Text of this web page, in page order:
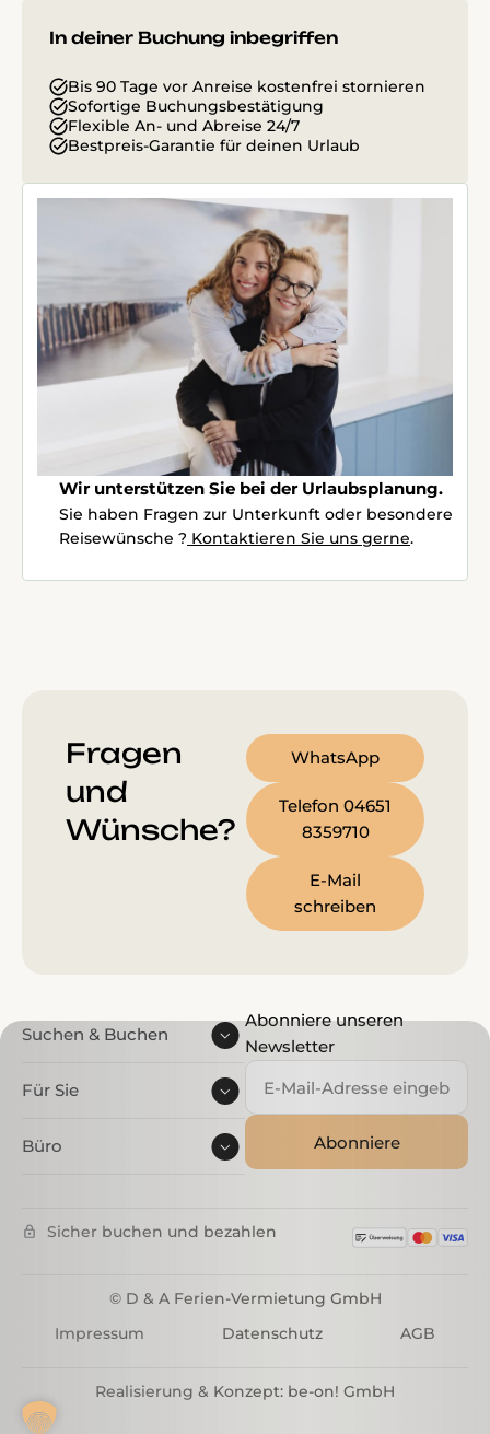
In deiner Buchung inbegriffen
Bis 90 Tage vor Anreise kostenfrei stornieren
Sofortige Buchungsbestätigung
Flexible An- und Abreise 24/7
Bestpreis-Garantie für deinen Urlaub
Wir unterstützen Sie bei der Urlaubsplanung.
Sie haben Fragen zur Unterkunft oder besondere
Reisewünsche ? Kontaktieren Sie uns gerne.
Fragen
und
Wünsche?
WhatsApp
Telefon 04651
8359710
E-Mail
schreiben
Suchen & Buchen
Für Sie
Büro
Abonniere unseren
Newsletter
© D & A Ferien-Vermietung GmbH
Impressum
Datenschutz AGB
Sicher buchen und bezahlen
Realisierung & Konzept: be-on! GmbH